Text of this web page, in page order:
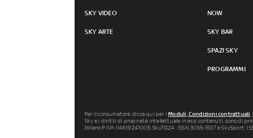
SKY VIDEO
SKY ARTE
NOW
SKY BAR
SPAZI SKY
PROGRAMMI
Per il consumatore clicca qui per iModuli, Condizioni contrattuali,
Sky e i diritti di proprietà intellettuale in essi contenuti, sono di
Milano P.IVA 04619241005. SkyTG24: ISSN 3035-1537 e SkySport: